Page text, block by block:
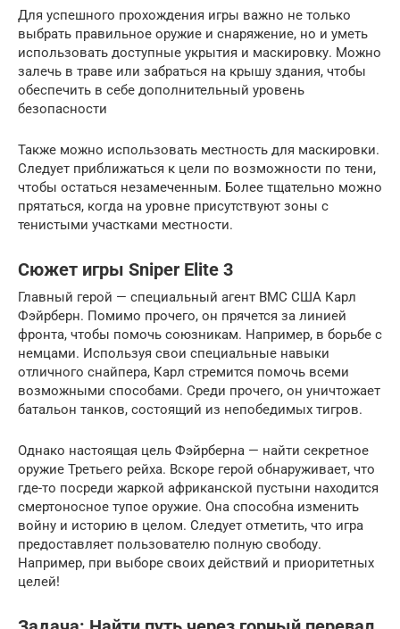
Для успешного прохождения игры важно не только
выбрать правильное оружие и снаряжение, но и уметь
использовать доступные укрытия и маскировку. Можно
залечь в траве или забраться на крышу здания, чтобы
обеспечить в себе дополнительный уровень
безопасности
Также можно использовать местность для маскировки.
Следует приближаться к цели по возможности по тени,
чтобы остаться незамеченным. Более тщательно можно
прятаться, когда на уровне присутствуют зоны с
тенистыми участками местности.
Сюжет игры Sniper Elite 3
Главный герой — специальный агент ВМС США Карл
Фэйрберн. Помимо прочего, он прячется за линией
фронта, чтобы помочь союзникам. Например, в борьбе с
немцами. Используя свои специальные навыки
отличного снайпера, Карл стремится помочь всеми
возможными способами. Среди прочего, он уничтожает
батальон танков, состоящий из непобедимых тигров.
Однако настоящая цель Фэйрберна — найти секретное
оружие Третьего рейха. Вскоре герой обнаруживает, что
где-то посреди жаркой африканской пустыни находится
смертоносное тупое оружие. Она способна изменить
войну и историю в целом. Следует отметить, что игра
предоставляет пользователю полную свободу.
Например, при выборе своих действий и приоритетных
целей!